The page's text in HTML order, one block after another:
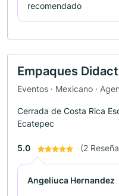
recomendado
Empaques
Eventos · Mexicano ·
Cerrada de Costa Rica
Ecatepec
5.0 (2
Angeliuca Hernandez